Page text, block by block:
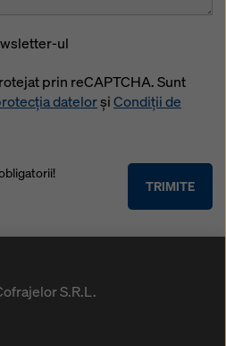
ul
prin reCAPTCHA. Sunt
datelorșiCondiții de
TRIMITE
S.R.L.